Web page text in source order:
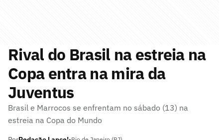
Rival do Brasil na estreia na
Copa entra na mira da
Juventus
Brasil e Marrocos se enfrentam no sábado (13) na
estreia na Copa do Mundo